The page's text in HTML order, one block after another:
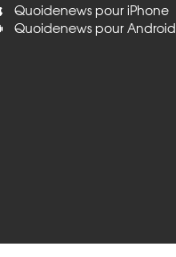
Quoidenews pour iPhone
Quoidenews pour Android